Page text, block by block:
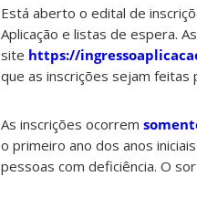
Está aberto o edital de
Aplicação e listas de espera.
site https://
que as inscrições sejam feitas
As inscrições ocorrem
o primeiro ano dos anos
pessoas com deficiência. O